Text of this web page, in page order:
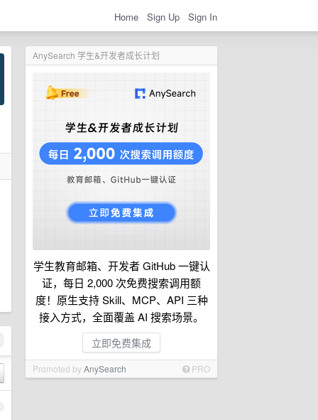
Home Sign Up Sign In
AnySearch 学生&开发者成长计划
学生教育邮箱、开发者 GitHub 一键认
证，每日 2,000 次免费搜索调用额
度！原生支持 Skill、MCP、API 三种
接入方式，全面覆盖 AI 搜索场景。
立即免费集成
Promoted byAnySearch PRO